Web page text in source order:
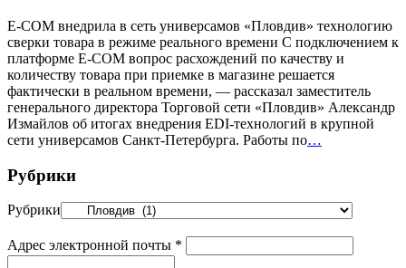
E-COM внедрила в сеть универсамов «Пловдив» технологию
сверки товара в режиме реального времени С подключением к
платформе E-COM вопрос расхождений по качеству и
количеству товара при приемке в магазине решается
фактически в реальном времени, — рассказал заместитель
генерального директора Торговой сети «Пловдив» Александр
Измайлов об итогах внедрения EDI-технологий в крупной
сети универсамов Санкт-Петербурга. Работы по…
Рубрики
Рубрики
Адрес электронной почты *